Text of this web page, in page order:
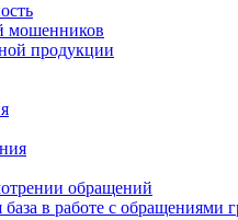
мошенников
продукции
обращений
в работе с обращениями